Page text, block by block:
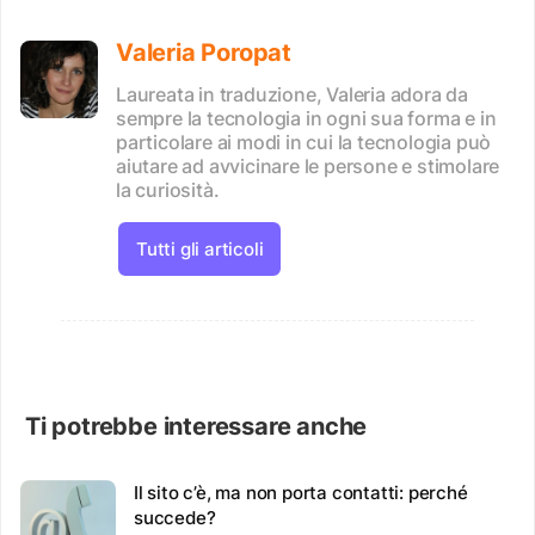
Valeria Poropat
Laureata in traduzione, Valeria adora da
sempre la tecnologia in ogni sua forma e in
particolare ai modi in cui la tecnologia può
aiutare ad avvicinare le persone e stimolare
la curiosità.
Tutti gli articoli
Ti potrebbe interessare anche
Il sito c’è, ma non porta contatti: perché
succede?